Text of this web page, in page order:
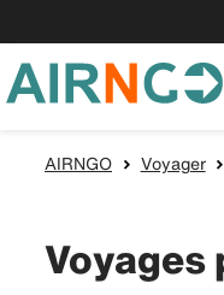
AIRNGO Voyager
Voyages